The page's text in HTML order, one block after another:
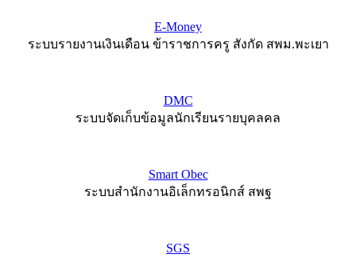
E-Money
ระบบรายงานเงินเดือน ข้าราชการครู สังกัด สพม.พะเยา
DMC
ระบบจัดเก็บข้อมูลนักเรียนรายบุคลคล
Smart Obec
ระบบสำนักงานอิเล็กทรอนิกส์ สพฐ
SGS